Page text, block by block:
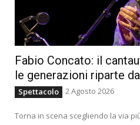
Fabio Concato: il
le generazioni riparte
Spettacolo 2 Agosto 2026
Torna in scena scegliendo la via